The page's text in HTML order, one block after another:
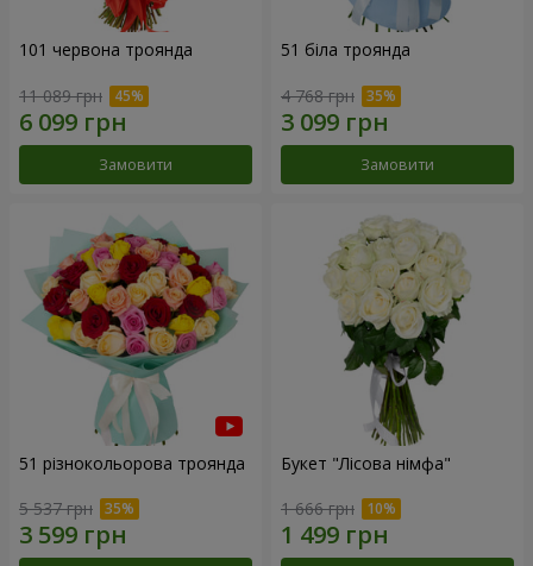
101 червона троянда
11 089 грн
Замовити
51 біла троянда
4 768 грн
Замовити
51 різнокольорова троянда
5 537 грн
Букет "Лісова німфа"
1 666 грн